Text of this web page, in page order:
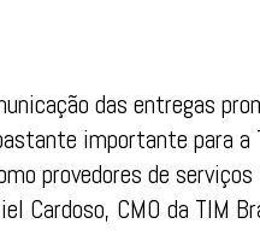
das entregas
importante para a
provedores de
Cardoso, CMO da TIM